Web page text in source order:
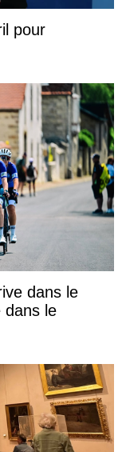
pour
dans le
dans le